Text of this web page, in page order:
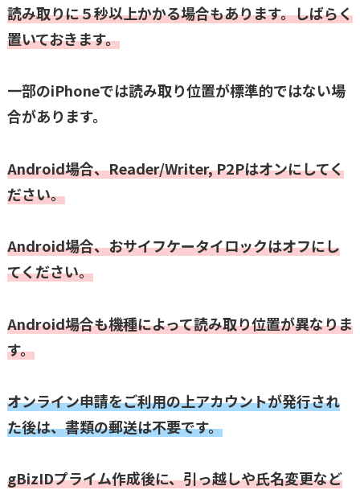
読み取りに５秒以上かかる場合もあります。しばらく
置いておきます。
一部のiPhoneでは読み取り位置が標準的ではない場
合があります。
Android場合、Reader/Writer, P2Pはオンにしてく
ださい。
Android場合、おサイフケータイロックはオフにし
てください。
Android場合も機種によって読み取り位置が異なりま
す。
オンライン申請をご利用の上アカウントが発行され
た後は、書類の郵送は不要です。
gBizIDプライム作成後に、引っ越しや氏名変更など